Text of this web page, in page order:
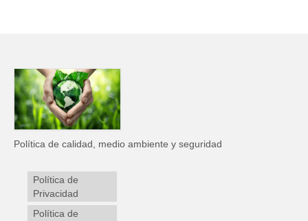
Política de calidad, medio ambiente y seguridad
Política de
Privacidad
Política de